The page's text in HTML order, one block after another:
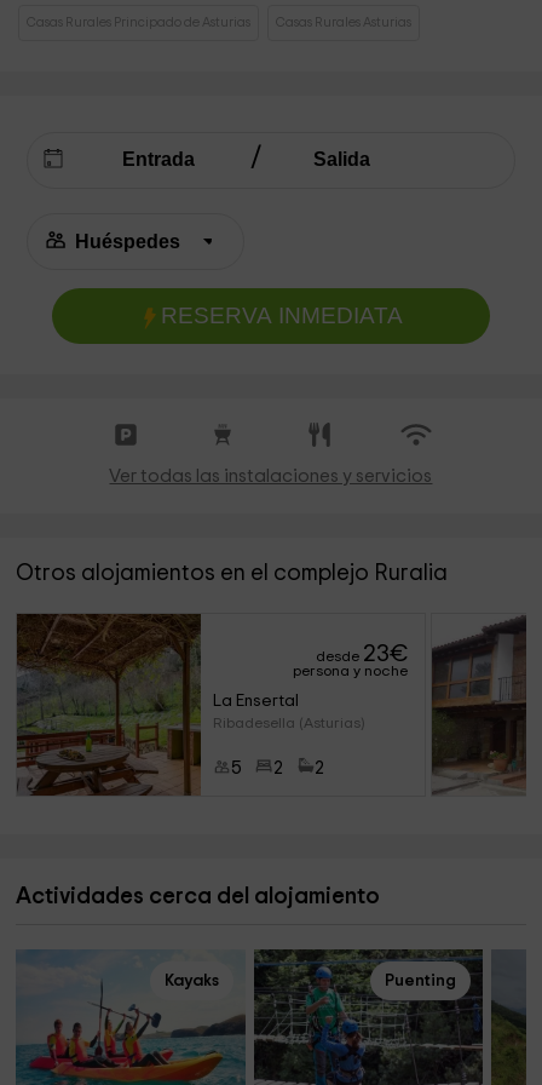
Casas Rurales Principado de Asturias Casas Rurales Asturias
RESERVA INMEDIATA
Ver todas las instalaciones y servicios
Otros alojamientos en el complejo Ruralia
desde 23€
persona y noche
La Ensertal
Ribadesella (Asturias)
5 2 2
Actividades cerca del alojamiento
Kayaks Puenting